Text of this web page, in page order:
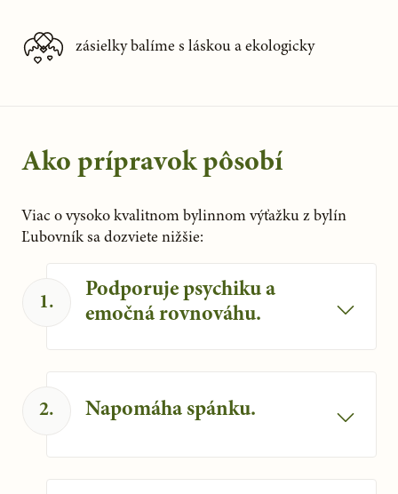
zásielky balíme s láskou a ekologicky
Ako prípravok pôsobí
Viac o vysoko kvalitnom bylinnom výťažku z bylín
Ľubovník sa dozviete nižšie:
1.
Podporuje psychiku a
emočná rovnováhu.
Ľubovník bodkovaný prispieva k
normálnemu psychickému stavu a
emočnej rovnováhe. Napomáha
duševnému zdraviu a pri pôsobení
2. Napomáha spánku.
Napomáha zdravému spánku a osviežuje
telo.